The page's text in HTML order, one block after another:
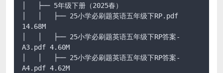
│   ├── 5年级下册（2025春）
│   │   ├── 25小学必刷题英语五年级下RP.pdf
14.68M
│   │   ├── 25小学必刷题英语五年级下RP答案-
A3.pdf 4.60M
│   │   ├── 25小学必刷题英语五年级下RP答案-
A4.pdf 4.62M